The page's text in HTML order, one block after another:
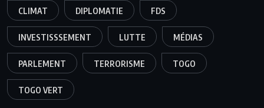
CLIMAT DIPLOMATIE FDS
INVESTISSSEMENT LUTTE MÉDIAS
PARLEMENT TERRORISME TOGO
TOGO VERT